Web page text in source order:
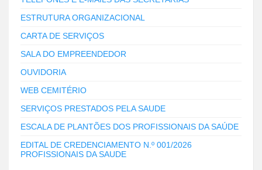
ESTRUTURA ORGANIZACIONAL
CARTA DE SERVIÇOS
SALA DO EMPREENDEDOR
OUVIDORIA
WEB CEMITÉRIO
SERVIÇOS PRESTADOS PELA SAUDE
ESCALA DE PLANTÕES DOS PROFISSIONAIS DA SAÚDE
EDITAL DE CREDENCIAMENTO N.º 001/2026
PROFISSIONAIS DA SAUDE